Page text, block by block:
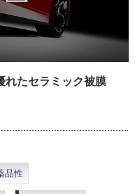
れたセラミック被膜
品性